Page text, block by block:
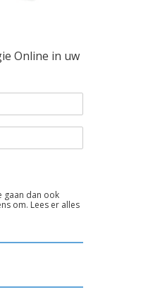
Online in uw
gaan dan ook
om. Lees er alles